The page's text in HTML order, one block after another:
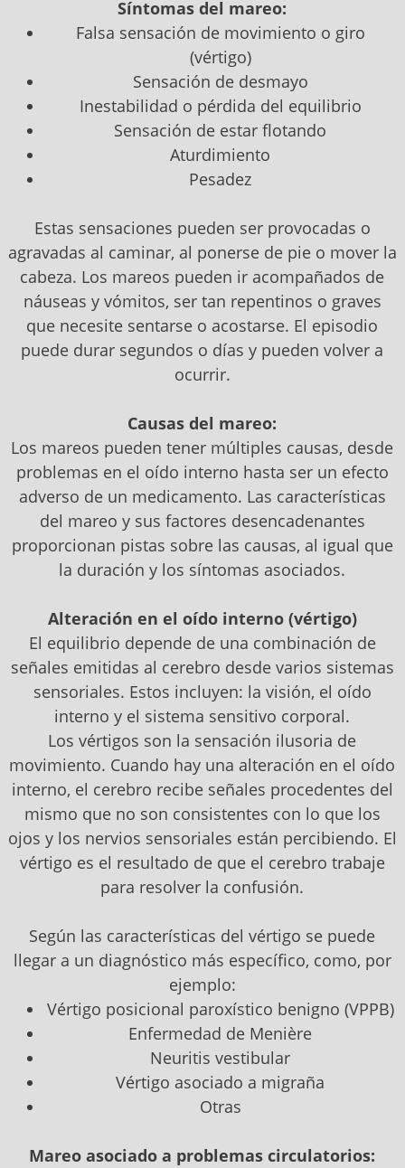
Síntomas del mareo:
Falsa sensación de movimiento o giro
(vértigo)
Sensación de desmayo
Inestabilidad o pérdida del equilibrio
Sensación de estar flotando
Aturdimiento
Pesadez
Estas sensaciones pueden ser provocadas o
agravadas al caminar, al ponerse de pie o mover la
cabeza. Los mareos pueden ir acompañados de
náuseas y vómitos, ser tan repentinos o graves
que necesite sentarse o acostarse. El episodio
puede durar segundos o días y pueden volver a
ocurrir.
Causas del mareo:
Los mareos pueden tener múltiples causas, desde
problemas en el oído interno hasta ser un efecto
adverso de un medicamento. Las características
del mareo y sus factores desencadenantes
proporcionan pistas sobre las causas, al igual que
la duración y los síntomas asociados.
Alteración en el oído interno (vértigo)
El equilibrio depende de una combinación de
señales emitidas al cerebro desde varios sistemas
sensoriales. Estos incluyen: la visión, el oído
interno y el sistema sensitivo corporal.
Los vértigos son la sensación ilusoria de
movimiento. Cuando hay una alteración en el oído
interno, el cerebro recibe señales procedentes del
mismo que no son consistentes con lo que los
ojos y los nervios sensoriales están percibiendo. El
vértigo es el resultado de que el cerebro trabaje
para resolver la confusión.
Según las características del vértigo se puede
llegar a un diagnóstico más específico, como, por
ejemplo:
Vértigo posicional paroxístico benigno (VPPB)
Enfermedad de Menière
Neuritis vestibular
Vértigo asociado a migraña
Otras
Mareo asociado a problemas circulatorios: